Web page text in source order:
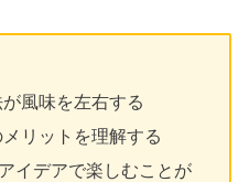
風味を左右する
リットを理解する
イデアで楽しむことが